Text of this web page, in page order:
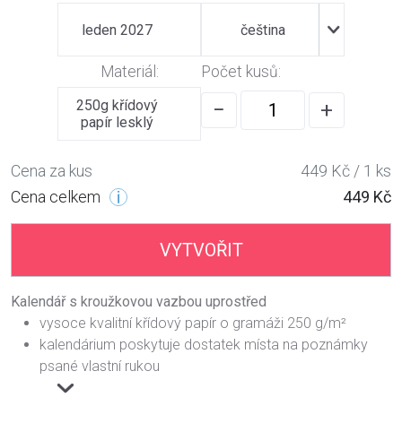
leden 2027 čeština
Materiál:
250g křídový
papír lesklý
Počet kusů:
− +
Cena za kus
449 Kč / 1 ks
Cena celkem
449 Kč
VYTVOŘIT
Kalendář s kroužkovou vazbou uprostřed
vysoce kvalitní křídový papír o gramáži 250 g/m²
kalendárium poskytuje dostatek místa na poznámky
psané vlastní rukou